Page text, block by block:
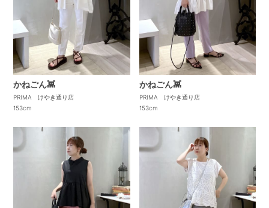
かねごん👾
PRIMA けやき通り店
153cm
かねごん👾
PRIMA けやき通り店
153cm